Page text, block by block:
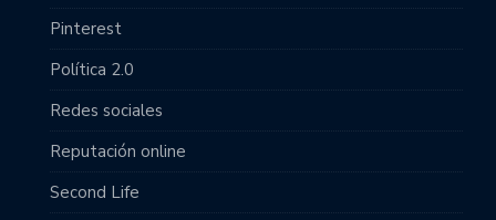
Pinterest
Política 2.0
Redes sociales
Reputación online
Second Life